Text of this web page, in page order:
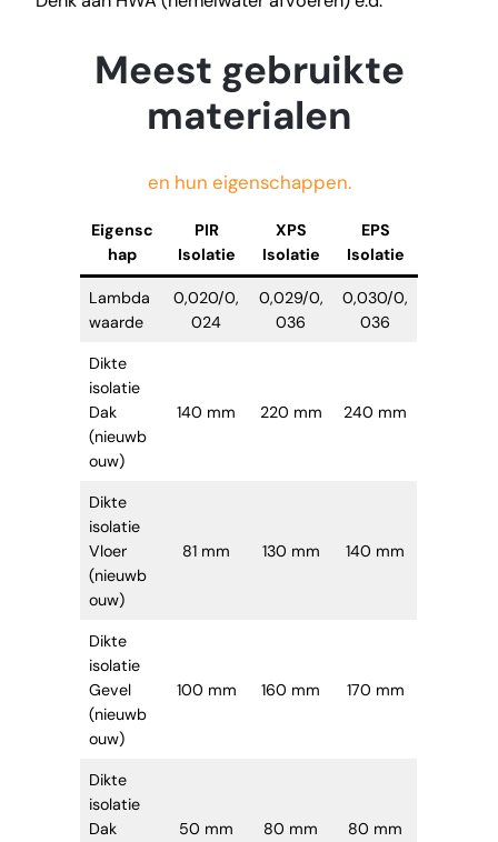
Meest gebruikte
materialen
en hun eigenschappen.
Eigensc
hap
PIR
Isolatie
XPS
Isolatie
EPS
Isolatie
Lambda
waarde
0,020/0,
024
0,029/0,
036
0,030/0,
036
Dikte
isolatie
Dak
(nieuwb
ouw)
140 mm 220 mm 240 mm
Dikte
isolatie
Vloer
(nieuwb
ouw)
81 mm 130 mm 140 mm
Dikte
isolatie
Gevel
(nieuwb
ouw)
100 mm 160 mm 170 mm
Dikte
isolatie
Dak
50 mm 80 mm 80 mm